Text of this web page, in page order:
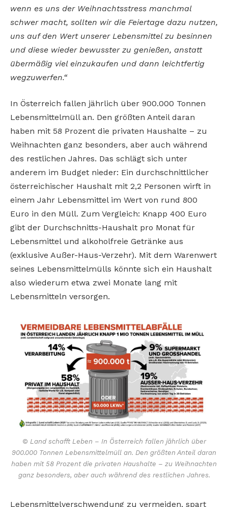
wenn es uns der Weihnachtsstress manchmal
schwer macht, sollten wir die Feiertage dazu nutzen,
uns auf den Wert unserer Lebensmittel zu besinnen
und diese wieder bewusster zu genießen, anstatt
übermäßig viel einzukaufen und dann leichtfertig
wegzuwerfen.“
In Österreich fallen jährlich über 900.000 Tonnen
Lebensmittelmüll an. Den größten Anteil daran
haben mit 58 Prozent die privaten Haushalte – zu
Weihnachten ganz besonders, aber auch während
des restlichen Jahres. Das schlägt sich unter
anderem im Budget nieder: Ein durchschnittlicher
österreichischer Haushalt mit 2,2 Personen wirft in
einem Jahr Lebensmittel im Wert von rund 800
Euro in den Müll. Zum Vergleich: Knapp 400 Euro
gibt der Durchschnitts-Haushalt pro Monat für
Lebensmittel und alkoholfreie Getränke aus
(exklusive Außer-Haus-Verzehr). Mit dem Warenwert
seines Lebensmittelmülls könnte sich ein Haushalt
also wiederum etwa zwei Monate lang mit
Lebensmitteln versorgen.
© Land schafft Leben – In Österreich fallen jährlich über
900.000 Tonnen Lebensmittelmüll an. Den größten Anteil daran
haben mit 58 Prozent die privaten Haushalte – zu Weihnachten
ganz besonders, aber auch während des restlichen Jahres.
Lebensmittelverschwendung zu vermeiden, spart